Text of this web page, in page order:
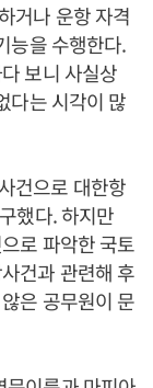
거나 운항 자격
능을 수행한다.
보니 사실상
다는 시각이 많
건으로 대한항
했다. 하지만
로 파악한 국토
건과 관련해 후
은 공무원이 문